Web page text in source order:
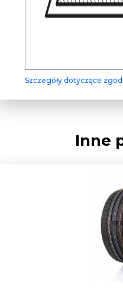
Szczegóły dotyczące
Inne